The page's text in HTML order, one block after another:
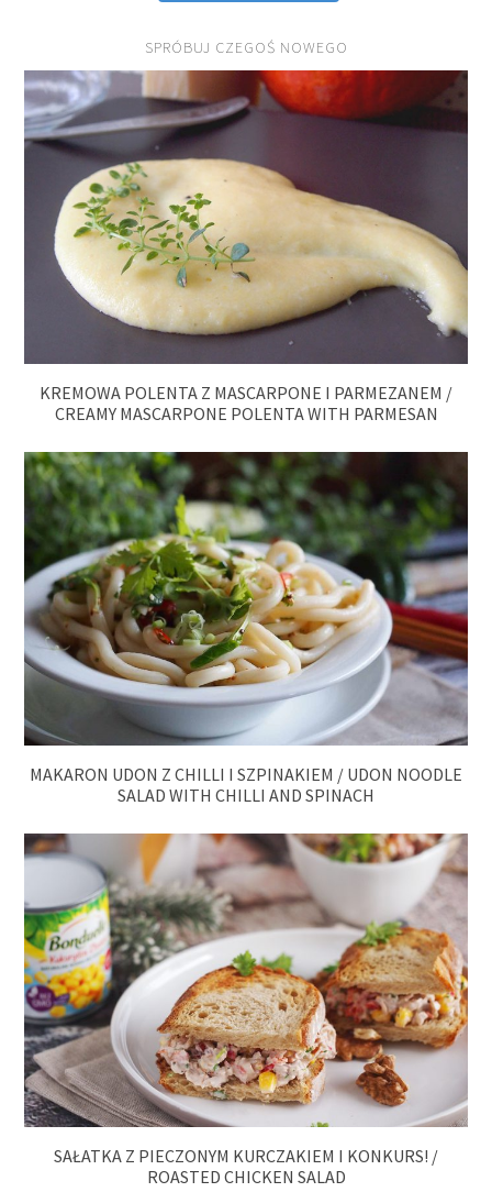
SPRÓBUJ CZEGOŚ NOWEGO
KREMOWA POLENTA Z MASCARPONE I PARMEZANEM /
CREAMY MASCARPONE POLENTA WITH PARMESAN
MAKARON UDON Z CHILLI I SZPINAKIEM / UDON NOODLE
SALAD WITH CHILLI AND SPINACH
SAŁATKA Z PIECZONYM KURCZAKIEM I KONKURS! /
ROASTED CHICKEN SALAD